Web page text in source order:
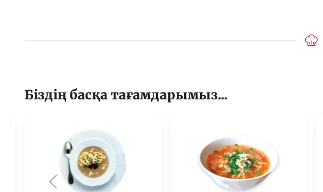
Біздің басқа тағамдарымыз...